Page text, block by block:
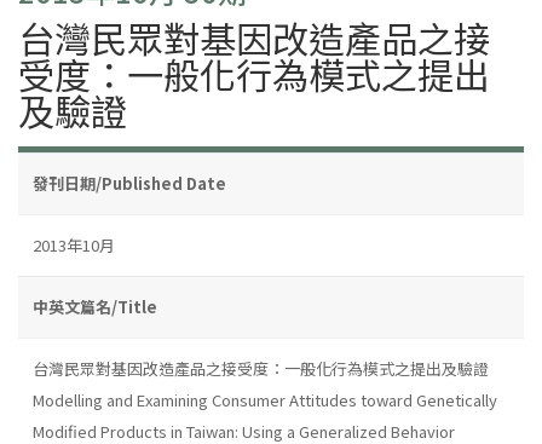
台灣民眾對基因改造產品之接
受度：一般化行為模式之提出
及驗證
發刊日期/Published Date
2013年10月
中英文篇名/Title
台灣民眾對基因改造產品之接受度：一般化行為模式之提出及驗證
Modelling and Examining Consumer Attitudes toward Genetically
Modified Products in Taiwan: Using a Generalized Behavior